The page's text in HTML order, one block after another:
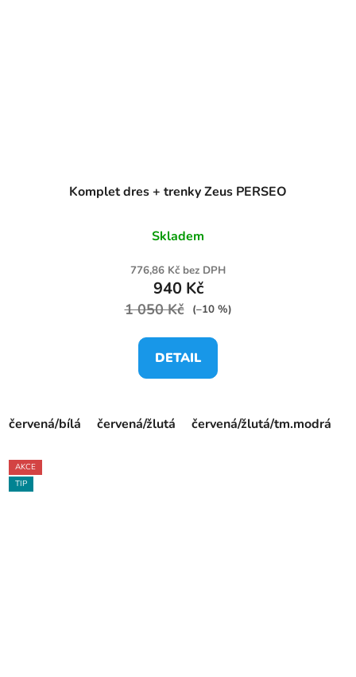
Komplet dres + trenky Zeus PERSEO
Skladem
776,86 Kč bez DPH
940 Kč
1 050 Kč (–10 %)
DETAIL
červená/bílá červená/žlutá červená/žlutá/tm.modrá
AKCE
TIP